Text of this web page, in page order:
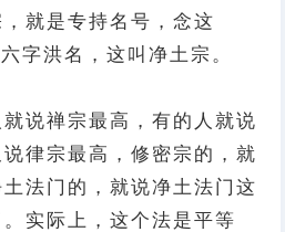
就是专持名号，念这
字洪名，这叫净土宗。
说禅宗最高，有的人就说
律宗最高，修密宗的，就
法门的，就说净土法门这
实际上，这个法是平等